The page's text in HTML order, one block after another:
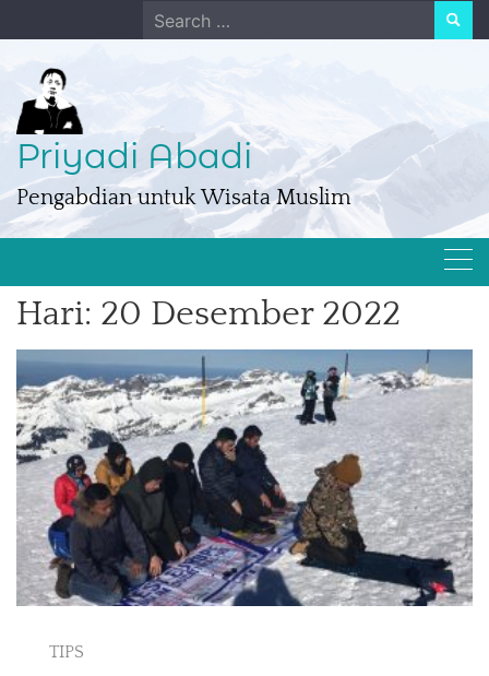
to
content
Search
for:
Priyadi Abadi
Pengabdian untuk Wisata Muslim
Hari: 20 Desember 2022
TIPS